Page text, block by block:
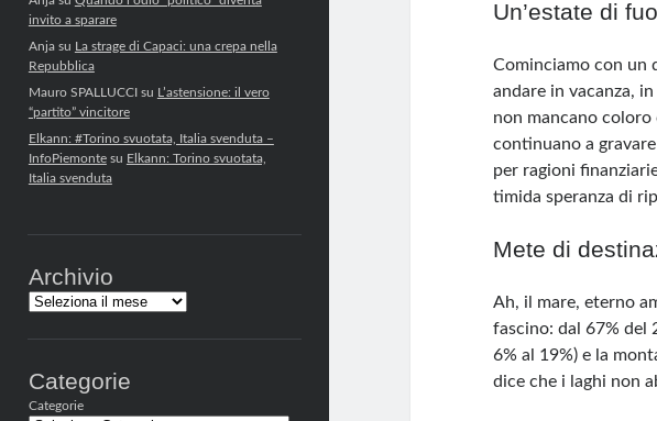
invito a sparare
Anjasu La strage di Capaci: una crepa nella
Repubblica
Mauro SPALLUCCIsu L’astensione: il vero
“partito” vincitore
Elkann: #Torino svuotata, Italia svenduta –
InfoPiemontesu Elkann: Torino svuotata,
Italia svenduta
Archivio
Archivi
Categorie
Categorie
Un’estate di
Cominciamo con un
andare in vacanza,
non mancano coloro
continuano a
per ragioni
timida speranza di
Mete di
Ah, il mare, eterno
fascino: dal 67% del
6% al 19%) e la
dice che i laghi non